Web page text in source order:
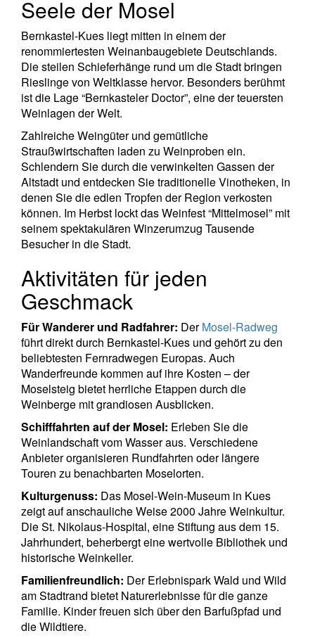
Seele der Mosel
Bernkastel-Kues liegt mitten in einem der
renommiertesten Weinanbaugebiete Deutschlands.
Die steilen Schieferhänge rund um die Stadt bringen
Rieslinge von Weltklasse hervor. Besonders berühmt
ist die Lage “Bernkasteler Doctor”, eine der teuersten
Weinlagen der Welt.
Zahlreiche Weingüter und gemütliche
Straußwirtschaften laden zu Weinproben ein.
Schlendern Sie durch die verwinkelten Gassen der
Altstadt und entdecken Sie traditionelle Vinotheken, in
denen Sie die edlen Tropfen der Region verkosten
können. Im Herbst lockt das Weinfest “Mittelmosel” mit
seinem spektakulären Winzerumzug Tausende
Besucher in die Stadt.
Aktivitäten für jeden
Geschmack
Für Wanderer und Radfahrer: DerMosel-Radweg
führt direkt durch Bernkastel-Kues und gehört zu den
beliebtesten Fernradwegen Europas. Auch
Wanderfreunde kommen auf ihre Kosten – der
Moselsteig bietet herrliche Etappen durch die
Weinberge mit grandiosen Ausblicken.
Schifffahrten auf der Mosel: Erleben Sie die
Weinlandschaft vom Wasser aus. Verschiedene
Anbieter organisieren Rundfahrten oder längere
Touren zu benachbarten Moselorten.
Kulturgenuss: Das Mosel-Wein-Museum in Kues
zeigt auf anschauliche Weise 2000 Jahre Weinkultur.
Die St. Nikolaus-Hospital, eine Stiftung aus dem 15.
Jahrhundert, beherbergt eine wertvolle Bibliothek und
historische Weinkeller.
Familienfreundlich: Der Erlebnispark Wald und Wild
am Stadtrand bietet Naturerlebnisse für die ganze
Familie. Kinder freuen sich über den Barfußpfad und
die Wildtiere.